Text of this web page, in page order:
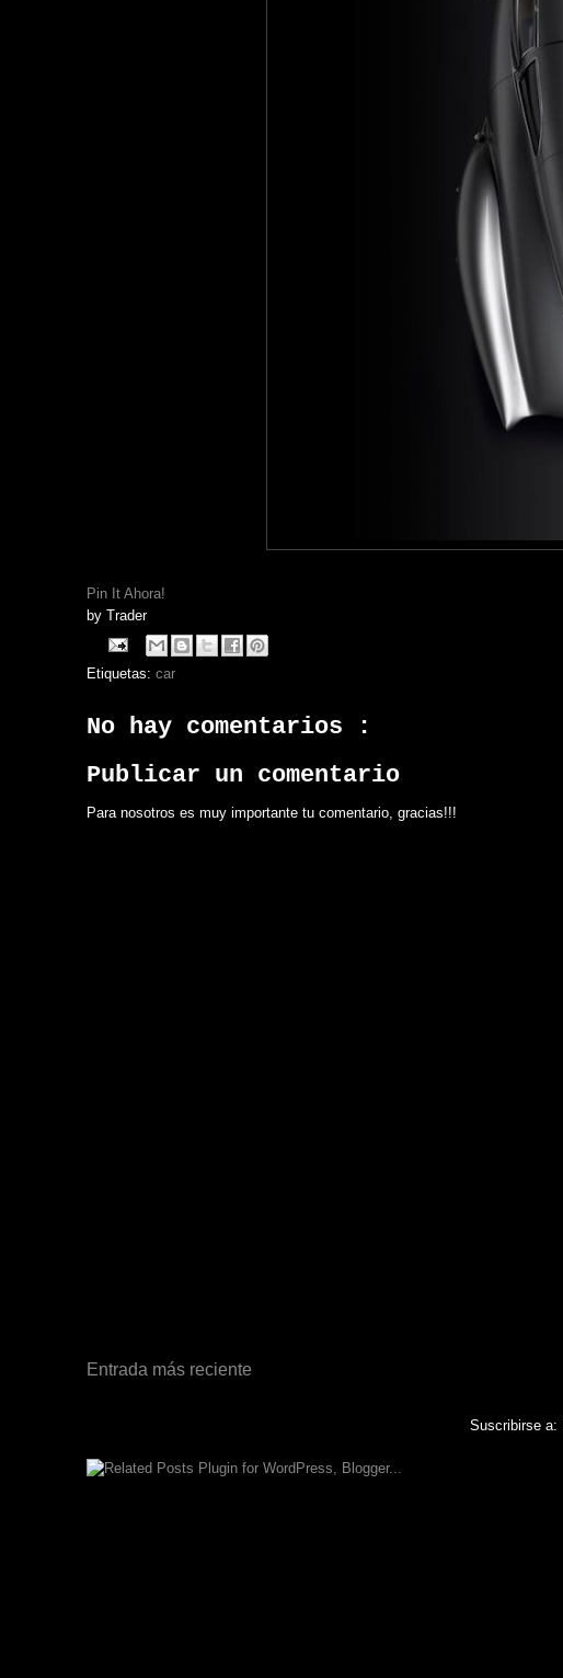
Pin It Ahora!
by Trader
Etiquetas: car
No hay comentarios :
Publicar un comentario
Para nosotros es muy importante tu comentario, gracias!!!
Entrada más reciente
Suscribirse a: